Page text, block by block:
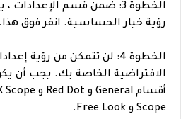
الخطوة 3: ضمن قسم
رؤية خيار الحساسية. انقر فوق هذا.
الخطوة 4: لن تتمكن من رؤية
الافتراضية الخاصة بك. يجب أن
Scope و Free Look.